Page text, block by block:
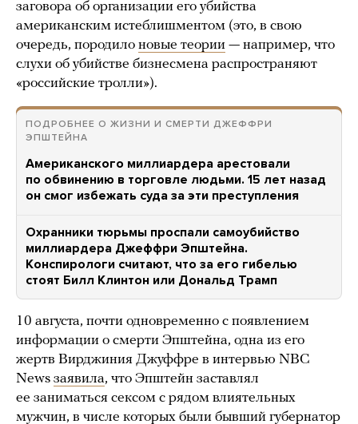
заговора об организации его убийства
американским истеблишментом (это, в свою
очередь, породило новые теории — например, что
слухи об убийстве бизнесмена распространяют
«российские тролли»).
ПОДРОБНЕЕ О ЖИЗНИ И СМЕРТИ ДЖЕФФРИ
ЭПШТЕЙНА
Американского миллиардера арестовали
по обвинению в торговле людьми. 15 лет назад
он смог избежать суда за эти преступления
Охранники тюрьмы проспали самоубийство
миллиардера Джеффри Эпштейна.
Конспирологи считают, что за его гибелью
стоят Билл Клинтон или Дональд Трамп
10 августа, почти одновременно с появлением
информации о смерти Эпштейна, одна из его
жертв Вирджиния Джуффре в интервью NBC
News заявила, что Эпштейн заставлял
ее заниматься сексом с рядом влиятельных
мужчин, в числе которых были бывший губернатор